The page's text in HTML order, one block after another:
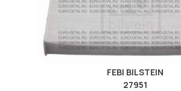
FEBI BILSTEIN
27951